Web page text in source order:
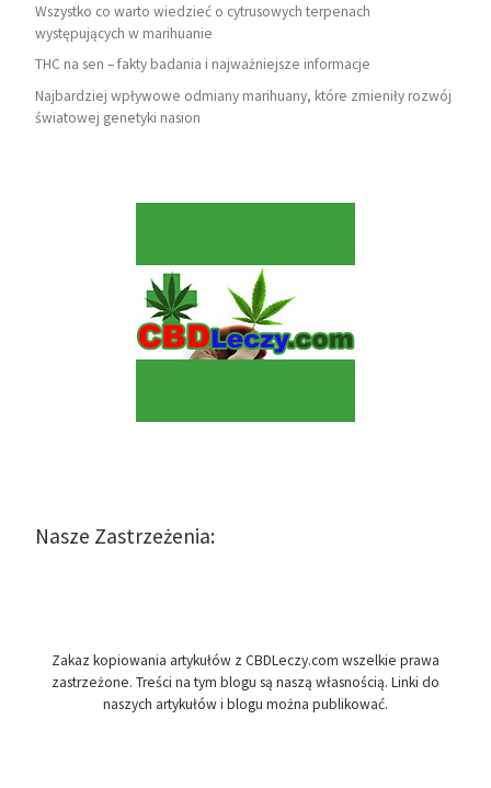
Wszystko co warto wiedzieć o cytrusowych terpenach
występujących w marihuanie
THC na sen – fakty badania i najważniejsze informacje
Najbardziej wpływowe odmiany marihuany, które zmieniły rozwój
światowej genetyki nasion
Nasze Zastrzeżenia:
Zakaz kopiowania artykułów z CBDLeczy.com wszelkie prawa
zastrzeżone. Treści na tym blogu są naszą własnością. Linki do
naszych artykułów i blogu można publikować.